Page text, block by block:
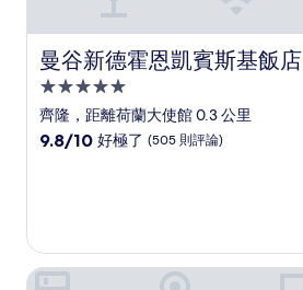
曼谷新德霍恩凱賓斯基飯店
曼谷新德霍恩凱賓斯基飯店
5.0
星
級
齊隆，距離荷蘭大使館 0.3 公里
9.8
好
極
9.8/10 好極了 (505 則評論)
曼谷金普頓馬賴飯店 IHG 旗下飯店